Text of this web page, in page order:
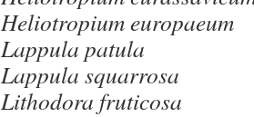
Heliotropium europaeum
Lappula patula
Lappula squarrosa